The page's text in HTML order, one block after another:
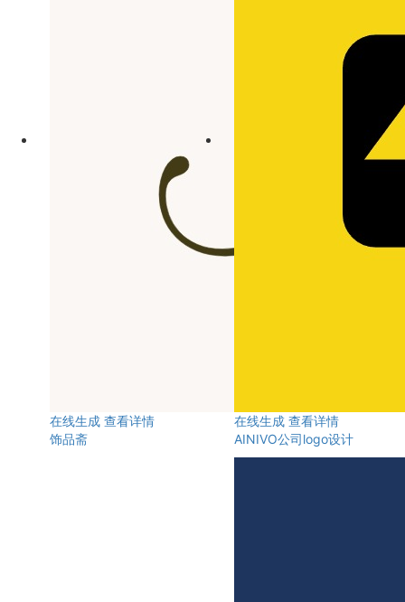
在线生成 查看详情
饰品斋
在线生成 查看详情
AINIVO公司logo设计